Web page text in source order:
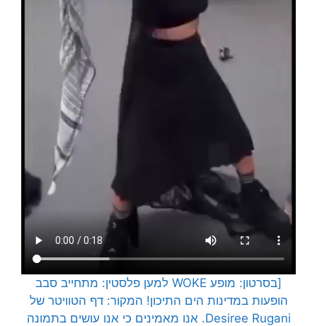
[בסרטון: מופע WOKE למען פלסטין: מתחייב סבב
הופעות במדינות הים התיכון! המקור: דף הטוויטר של
Desiree Rugani. אנו מאמינים כי אנו עושים בתמונה